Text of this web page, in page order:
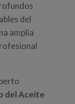
del
amplia
del Aceite